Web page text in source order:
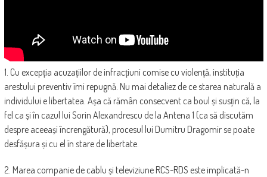
1. Cu excepția acuzațiilor de infracțiuni comise cu violență, instituția
arestului preventiv îmi repugnă. Nu mai detaliez de ce starea naturală a
individului e libertatea. Așa că rămân consecvent ca boul și susțin că, la
fel ca și în cazul lui Sorin Alexandrescu de la Antena 1 (ca să discutăm
despre aceeași încrengătură), procesul lui Dumitru Dragomir se poate
desfășura și cu el în stare de libertate.
2. Marea companie de cablu și televiziune RCS-RDS este implicată-n